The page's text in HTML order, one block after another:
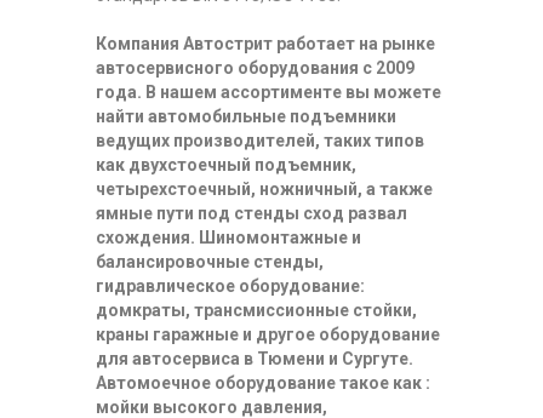
Компания Автострит работает на рынке
автосервисного оборудования с 2009
года. В нашем ассортименте вы можете
найти автомобильные подъемники
ведущих производителей, таких типов
как двухстоечный подъемник,
четырехстоечный, ножничный, а также
ямные пути под стенды сход развал
схождения. Шиномонтажные и
балансировочные стенды,
гидравлическое оборудование:
домкраты, трансмиссионные стойки,
краны гаражные и другое оборудование
для автосервиса в Тюмени и Сургуте.
Автомоечное оборудование такое как :
мойки высокого давления,